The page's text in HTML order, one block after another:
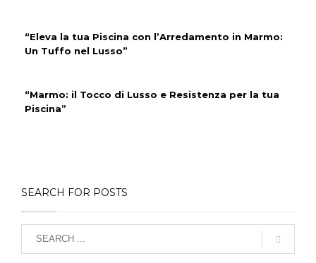
“Eleva la tua Piscina con l’Arredamento in Marmo:
Un Tuffo nel Lusso”
“Marmo: il Tocco di Lusso e Resistenza per la tua
Piscina”
SEARCH FOR POSTS